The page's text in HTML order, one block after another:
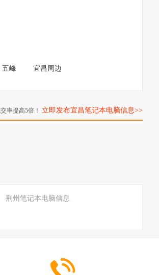
五峰 宜昌周边
率提高5倍！ 立即发布宜昌笔记本电脑信息>>
荆州笔记本电脑信息